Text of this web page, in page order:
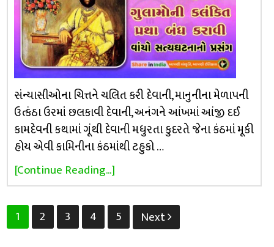
સંન્યાસીઓના ચિત્તને ચલિત કરી દેવાની, માનુનીના મેળાપની
ઉત્કંઠા ઉરમાં છલકાવી દેવાની, અનંગને આંખમાં આંજી દઈ
કામદેવની કથામાં ગૂંથી દેવાની મધુરતા કુદરતે જેના કંઠમાં મૂકી
હોય એવી કામિનીના કંઠમાંથી ટહુકો …
[Continue Reading...]
Posts
pagination
1 2 3 4 5 Next